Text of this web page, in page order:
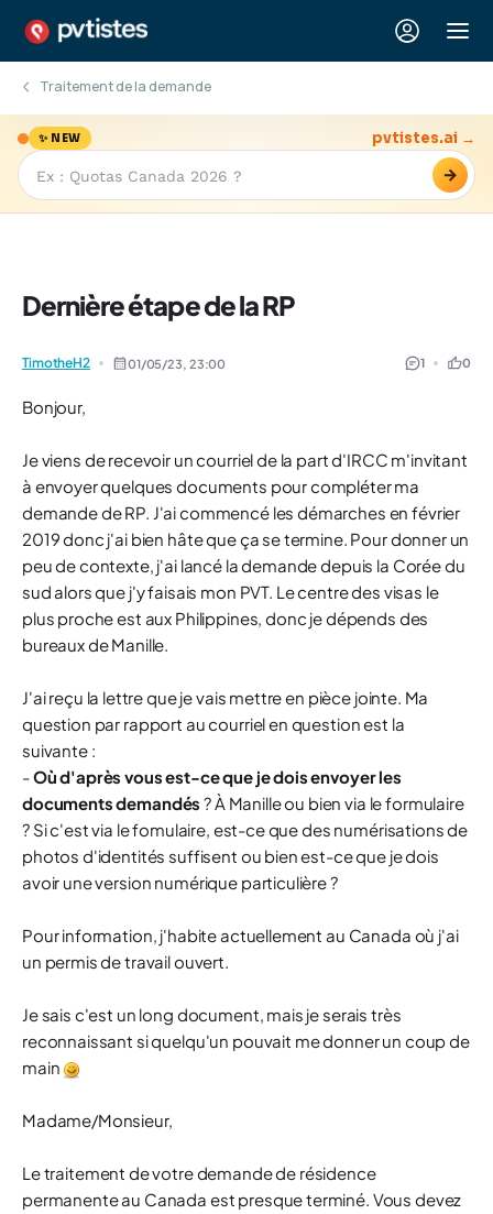
Traitement de la demande
✨ NEW
→
pvtistes.ai →
Dernière étape de la RP
TimotheH2 01/05/23, 23:00 1 0
Bonjour,
Je viens de recevoir un courriel de la part d'IRCC m'invitant
à envoyer quelques documents pour compléter ma
demande de RP. J'ai commencé les démarches en février
2019 donc j'ai bien hâte que ça se termine. Pour donner un
peu de contexte, j'ai lancé la demande depuis la Corée du
sud alors que j'y faisais mon PVT. Le centre des visas le
plus proche est aux Philippines, donc je dépends des
bureaux de Manille.
J'ai reçu la lettre que je vais mettre en pièce jointe. Ma
question par rapport au courriel en question est la
suivante :
-Où d'après vous est-ce que je dois envoyer les
documents demandés ? À Manille ou bien via le formulaire
? Si c'est via le fomulaire, est-ce que des numérisations de
photos d'identités suffisent ou bien est-ce que je dois
avoir une version numérique particulière ?
Pour information, j'habite actuellement au Canada où j'ai
un permis de travail ouvert.
Je sais c'est un long document, mais je serais très
reconnaissant si quelqu'un pouvait me donner un coup de
main
Madame/Monsieur,
Le traitement de votre demande de résidence
permanente au Canada est presque terminé. Vous devez